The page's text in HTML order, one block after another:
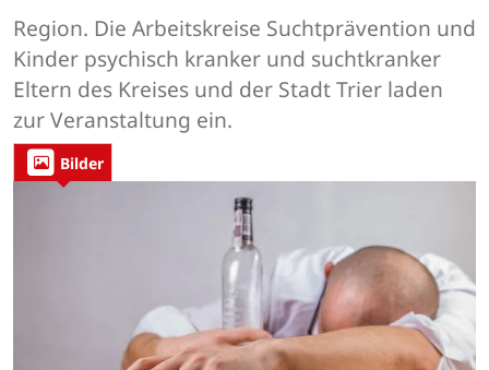
Region. Die Arbeitskreise Suchtprävention und
Kinder psychisch kranker und suchtkranker
Eltern des Kreises und der Stadt Trier laden
zur Veranstaltung ein.
Bilder